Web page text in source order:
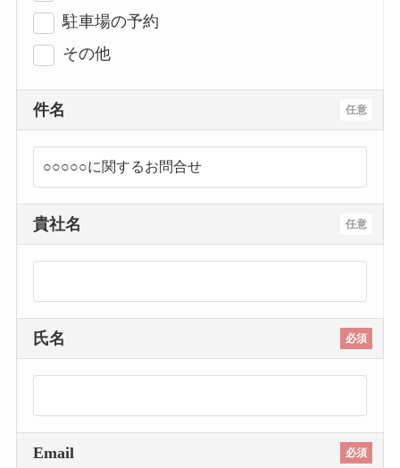
駐車場の予約
その他
任意
件名
任意
貴社名
必須
氏名
必須
Email